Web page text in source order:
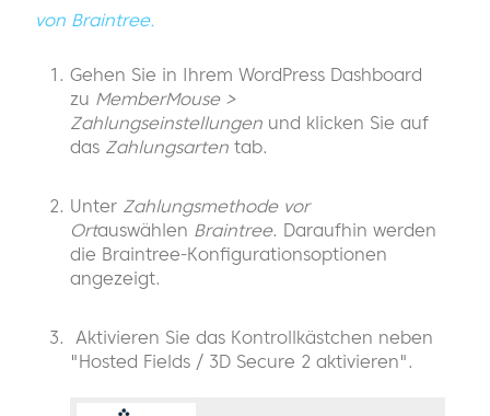
von Braintree.
Gehen Sie in Ihrem WordPress Dashboard
zu MemberMouse >
Zahlungseinstellungen und klicken Sie auf
das Zahlungsarten tab.
Unter Zahlungsmethode vor
Ortauswählen Braintree. Daraufhin werden
die Braintree-Konfigurationsoptionen
angezeigt.
Aktivieren Sie das Kontrollkästchen neben
"Hosted Fields / 3D Secure 2 aktivieren".